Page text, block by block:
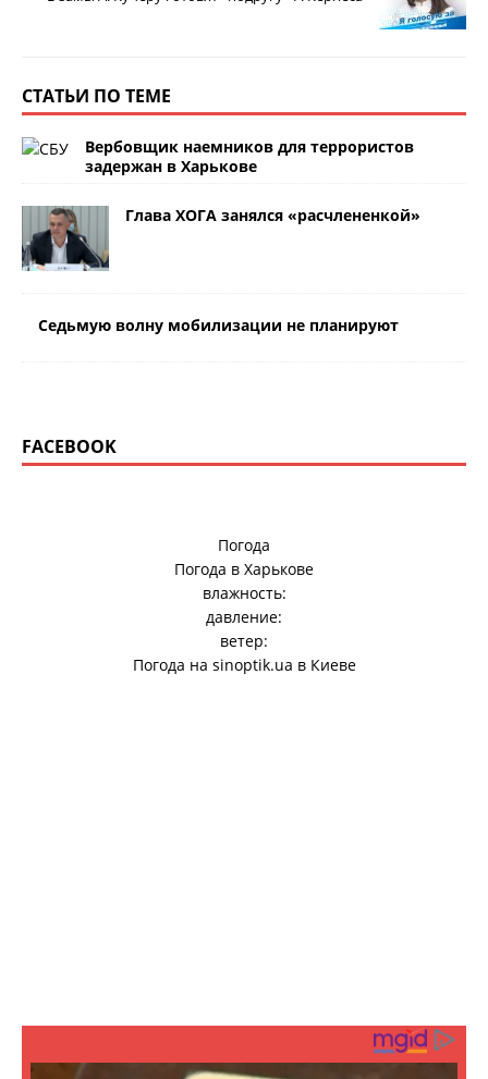
СТАТЬИ ПО ТЕМЕ
Вербовщик наемников для террористов
задержан в Харькове
Глава ХОГА занялся «расчлененкой»
Седьмую волну мобилизации не планируют
FACEBOOK
Погода
Погода в Харькове
влажность:
давление:
ветер:
Погода на sinoptik.ua в Киеве